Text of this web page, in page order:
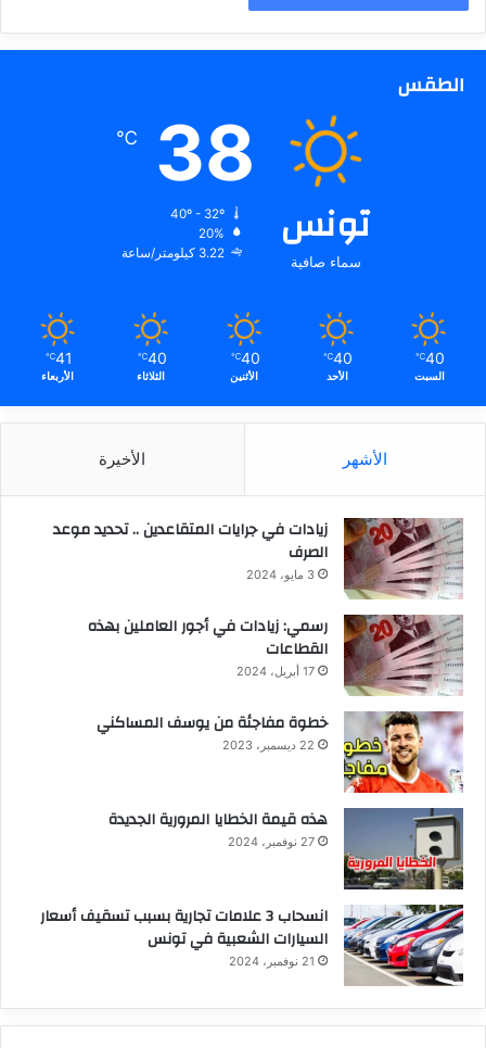
الطقس
تونس
سماء صافية
38
℃
20%
3.22 كيلومتر/ساعة
40
℃
السبت
40
℃
الأحد
40
℃
الأثنين
40
℃
الثلاثاء
41
℃
الأربعاء
الأشهر الأخيرة
زيادات في جرايات المتقاعدين .. تحديد موعد
الصرف
3 مايو، 2024
رسمي: زيادات في أجور العاملين بهذه
القطاعات
17 أبريل، 2024
خطوة مفاجئة من يوسف المساكني
22 ديسمبر، 2023
هذه قيمة الخطايا المرورية الجديدة
27 نوفمبر، 2024
انسحاب 3 علامات تجارية بسبب تسقيف أسعار
السيارات الشعبية في تونس
21 نوفمبر، 2024